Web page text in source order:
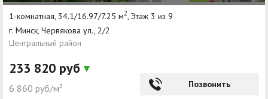
1-комнатная, 34.1/16.97/7.25 м2, Этаж 3 из 9
г. Минск, Червякова ул., 2/2
Центральный район
233 820 руб
6 860 руб/м² Позвонить